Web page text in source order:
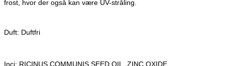
frost, hvor der også kan være UV-stråling.
Duft: Duftfri
Inci: RICINUS COMMUNIS SEED OIL, ZINC OXIDE,